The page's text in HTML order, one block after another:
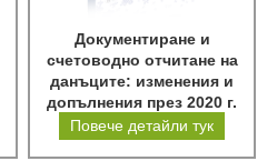
Документиране и
счетоводно отчитане на
данъците: изменения и
допълнения през 2020 г.
Повече детайли тук